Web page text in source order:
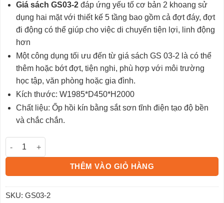
Giá sách GS03-2 đáp ứng yếu tố cơ bản 2 khoang sử
dụng hai mặt với thiết kế 5 tầng bao gồm cả đợt đáy, đợt
đi động có thể giúp cho việc di chuyển tiện lợi, linh động
hơn
Một công dụng tối ưu đến từ giá sách GS 03-2 là có thể
thêm hoặc bớt đợt, tiện nghi, phù hợp với môi trường
học tập, văn phòng hoặc gia đình.
Kích thước: W1985*D450*H2000
Chất liệu: Ốp hồi kín bằng sắt sơn tĩnh điện tạo độ bền
và chắc chắn.
Giá Sách GS03-2 số lượng
THÊM VÀO GIỎ HÀNG
SKU: GS03-2